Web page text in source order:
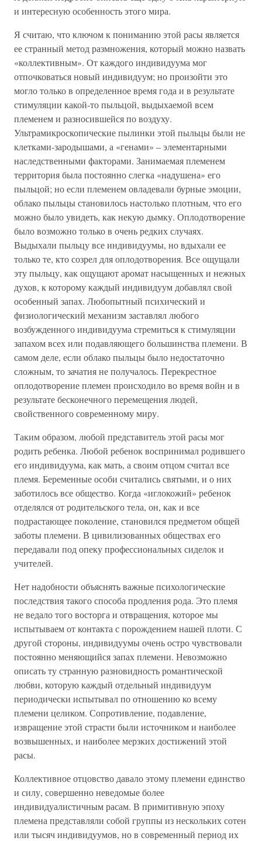
и интересную особенность этого мира.
Я считаю, что ключом к пониманию этой расы является
ее странный метод размножения, который можно назвать
«коллективным». От каждого индивидуума мог
отпочковаться новый индивидуум; но произойти это
могло только в определенное время года и в результате
стимуляции какой-то пыльцой, выдыхаемой всем
племенем и разносившейся по воздуху.
Ультрамикроскопические пылинки этой пыльцы были не
клетками-зародышами, а «генами» – элементарными
наследственными факторами. Занимаемая племенем
территория была постоянно слегка «надушена» его
пыльцой; но если племенем овладевали бурные эмоции,
облако пыльцы становилось настолько плотным, что его
можно было увидеть, как некую дымку. Оплодотворение
было возможно только в очень редких случаях.
Выдыхали пыльцу все индивидуумы, но вдыхали ее
только те, кто созрел для оплодотворения. Все ощущали
эту пыльцу, как ощущают аромат насыщенных и нежных
духов, к которому каждый индивидуум добавлял свой
особенный запах. Любопытный психический и
физиологический механизм заставлял любого
возбужденного индивидуума стремиться к стимуляции
запахом всех или подавляющего большинства племени. В
самом деле, если облако пыльцы было недостаточно
сложным, то зачатия не получалось. Перекрестное
оплодотворение племен происходило во время войн и в
результате бесконечного перемещения людей,
свойственного современному миру.
Таким образом, любой представитель этой расы мог
родить ребенка. Любой ребенок воспринимал родившего
его индивидуума, как мать, а своим отцом считал все
племя. Беременные особи считались святыми, и о них
заботилось все общество. Когда «иглокожий» ребенок
отделялся от родительского тела, он, как и все
подрастающее поколение, становился предметом общей
заботы племени. В цивилизованных обществах его
передавали под опеку профессиональных сиделок и
учителей.
Нет надобности объяснять важные психологические
последствия такого способа продления рода. Это племя
не ведало того восторга и отвращения, которое мы
испытываем от контакта с порождением нашей плоти. С
другой стороны, индивидуумы очень остро чувствовали
постоянно меняющийся запах племени. Невозможно
описать ту странную разновидность романтической
любви, которую каждый отдельный индивидуум
периодически испытывал по отношению ко всему
племени целиком. Сопротивление, подавление,
извращение этой страсти были источником и наиболее
возвышенных, и наиболее мерзких достижений этой
расы.
Коллективное отцовство давало этому племени единство
и силу, совершенно неведомые более
индивидуалистичным расам. В примитивную эпоху
племена представляли собой группы из нескольких сотен
или тысяч индивидуумов, но в современный период их